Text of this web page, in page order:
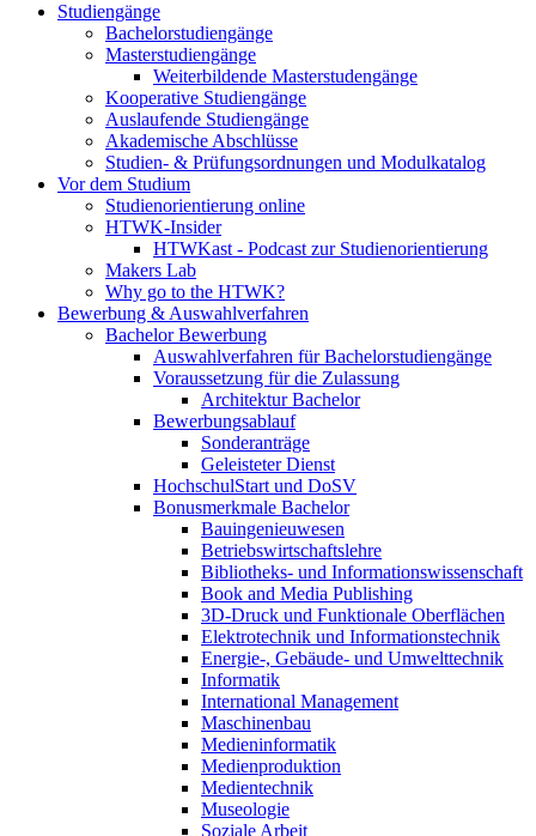
Studiengänge
Bachelorstudiengänge
Masterstudiengänge
Weiterbildende Masterstudengänge
Kooperative Studiengänge
Auslaufende Studiengänge
Akademische Abschlüsse
Studien- & Prüfungsordnungen und Modulkatalog
Vor dem Studium
Studienorientierung online
HTWK-Insider
HTWKast - Podcast zur Studienorientierung
Makers Lab
Why go to the HTWK?
Bewerbung & Auswahlverfahren
Bachelor Bewerbung
Auswahlverfahren für Bachelorstudiengänge
Voraussetzung für die Zulassung
Architektur Bachelor
Bewerbungsablauf
Sonderanträge
Geleisteter Dienst
HochschulStart und DoSV
Bonusmerkmale Bachelor
Bauingenieuwesen
Betriebswirtschaftslehre
Bibliotheks- und Informationswissenschaft
Book and Media Publishing
3D-Druck und Funktionale Oberflächen
Elektrotechnik und Informationstechnik
Energie-, Gebäude- und Umwelttechnik
Informatik
International Management
Maschinenbau
Medieninformatik
Medienproduktion
Medientechnik
Museologie
Soziale Arbeit